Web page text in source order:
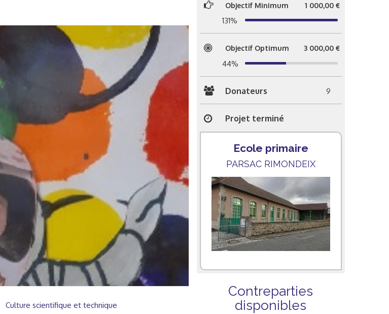
Culture scientifique et technique
Objectif Minimum 1 000,00 €
131%
Objectif Optimum 3 000,00 €
44%
Donateurs 9
Projet terminé
Ecole primaire
PARSAC RIMONDEIX
Contreparties
disponibles